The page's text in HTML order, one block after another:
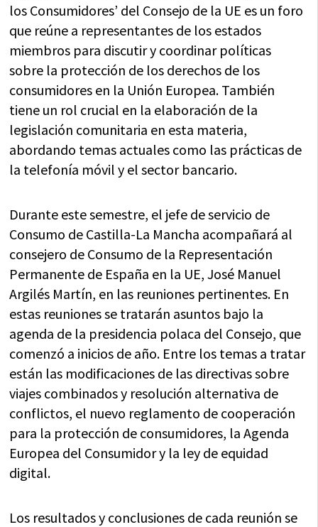
los Consumidores’ del Consejo de la UE es un foro
que reúne a representantes de los estados
miembros para discutir y coordinar políticas
sobre la protección de los derechos de los
consumidores en la Unión Europea. También
tiene un rol crucial en la elaboración de la
legislación comunitaria en esta materia,
abordando temas actuales como las prácticas de
la telefonía móvil y el sector bancario.
Durante este semestre, el jefe de servicio de
Consumo de Castilla-La Mancha acompañará al
consejero de Consumo de la Representación
Permanente de España en la UE, José Manuel
Argilés Martín, en las reuniones pertinentes. En
estas reuniones se tratarán asuntos bajo la
agenda de la presidencia polaca del Consejo, que
comenzó a inicios de año. Entre los temas a tratar
están las modificaciones de las directivas sobre
viajes combinados y resolución alternativa de
conflictos, el nuevo reglamento de cooperación
para la protección de consumidores, la Agenda
Europea del Consumidor y la ley de equidad
digital.
Los resultados y conclusiones de cada reunión se